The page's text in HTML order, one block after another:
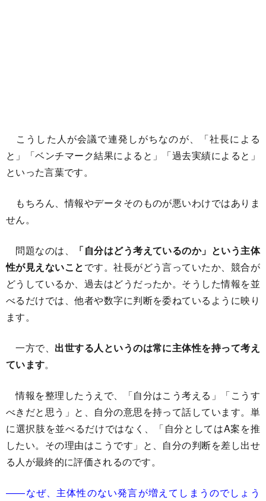
こうした人が会議で連発しがちなのが、「社長による
と」「ベンチマーク結果によると」「過去実績によると」
といった言葉です。
もちろん、情報やデータそのものが悪いわけではありま
せん。
問題なのは、
「自分はどう考えているのか」という主体
性が見えないことです。社長がどう言っていたか、競合が
どうしているか、過去はどうだったか。そうした情報を並
べるだけでは、他者や数字に判断を委ねているように映り
ます。
一方で、 出世する人というのは常に主体性を持って考え
ています。
情報を整理したうえで、「自分はこう考える」「こうす
べきだと思う」と、自分の意思を持って話しています。単
に選択肢を並べるだけではなく、「自分としてはA案を推
したい。その理由はこうです」と、自分の判断を差し出せ
る人が最終的に評価されるのです。
――なぜ、主体性のない発言が増えてしまうのでしょう